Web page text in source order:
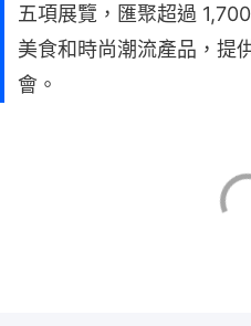
五項展覽，匯聚超過
美食和時尚潮流產品，提
會。